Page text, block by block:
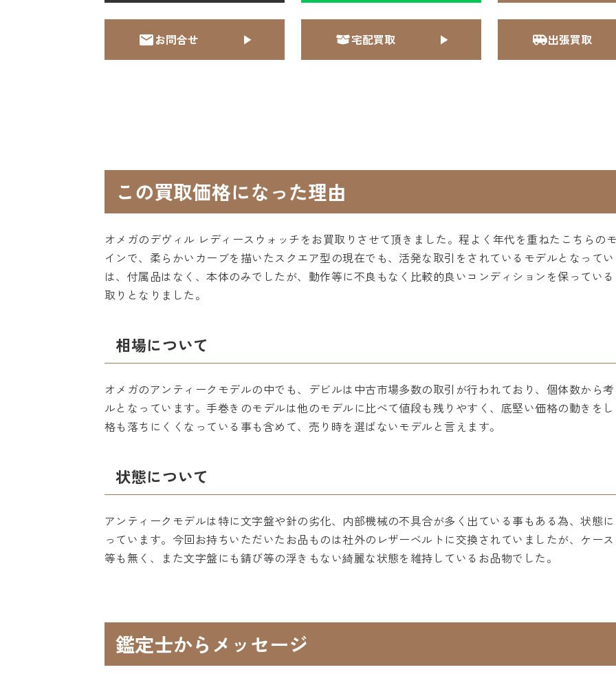
お問合せ 宅配買取 出張買取
この買取価格になった理由
オメガのデヴィル レディースウォッチをお買取りさせて頂きました。程よく年代を重ねたこちらの
インで、柔らかいカーブを描いたスクエア型の現在でも、活発な取引をされているモデルとなって
は、付属品はなく、本体のみでしたが、動作等に不良もなく比較的良いコンディションを保ってい
取りとなりました。
相場について
オメガのアンティークモデルの中でも、デビルは中古市場多数の取引が行われており、個体数から
ルとなっています。手巻きのモデルは他のモデルに比べて値段も残りやすく、底堅い価格の動きを
格も落ちにくくなっている事も含めて、売り時を選ばないモデルと言えます。
状態について
アンティークモデルは特に文字盤や針の劣化、内部機械の不具合が多く出ている事もある為、状態
っています。今回お持ちいただいたお品ものは社外のレザーベルトに交換されていましたが、ケー
等も無く、また文字盤にも錆び等の浮きもない綺麗な状態を維持しているお品物でした。
鑑定士からメッセージ